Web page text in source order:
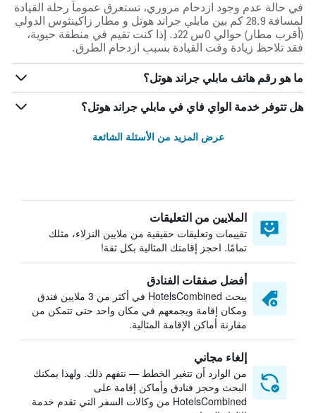
في حالة عدم وجود ازدحام مروري، تستغرق عموماً رحلة القيادة
لمسافة 28.9 كم بين مابلي جراند هوتل و مطار زاكينثوس الدولي
(أقرب مطار) حوالي 0س 22د. إذا كنت تقيم في منطقة حيوية،
فقد تلاحظ زيادة وقت القيادة بسبب ازدحام الطرق.
ما هو رقم هاتف مابلي جراند هوتل؟
هل تتوفر خدمة الواي فاي في مابلي جراند هوتل؟
عرض المزيد من الأسئلة الشائعة
الملايين من التعليقات
تقييمات وتعليقات حقيقية من ملايين النزلاء، مثلك
تمامًا. احجز إقامتك المثالية بكل ثقة!
أفضل صفقات الفنادق
يبحث HotelsCombined في أكثر من 3 ملايين فندق
ومكان إقامة ويجمعهم في مكان واحد حتى تتمكن من
مقارنة أماكن الإقامة المثالية.
إلغاء مجاني
من الوارد أن تتغير الخطط — نتفهم ذلك. ولهذا يمكنك
البحث وحجز فنادق وأماكن إقامة على
HotelsCombined من وكالات السفر التي تقدم خدمة